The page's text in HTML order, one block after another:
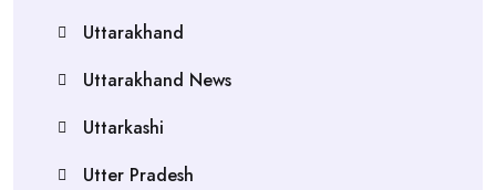
Uttarakhand
Uttarakhand News
Uttarkashi
Utter Pradesh